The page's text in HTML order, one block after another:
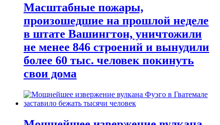
Масштабные пожары,
произошедшие на прошлой неделе
в штате Вашингтон, уничтожили
не менее 846 строений и вынудили
более 60 тыс. человек покинуть
свои дома